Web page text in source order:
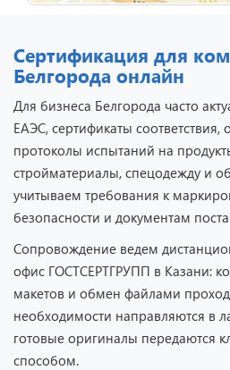
Сертификация для
Белгорода онлайн
Для бизнеса Белгорода часто
ЕАЭС, сертификаты соответствия,
протоколы испытаний на
стройматериалы, спецодежду и
учитываем требования к
безопасности и документам
Сопровождение ведем
офис ГОСТСЕРТГРУПП в Казани:
макетов и обмен файлами
необходимости направляются в
готовые оригиналы передаются
способом.